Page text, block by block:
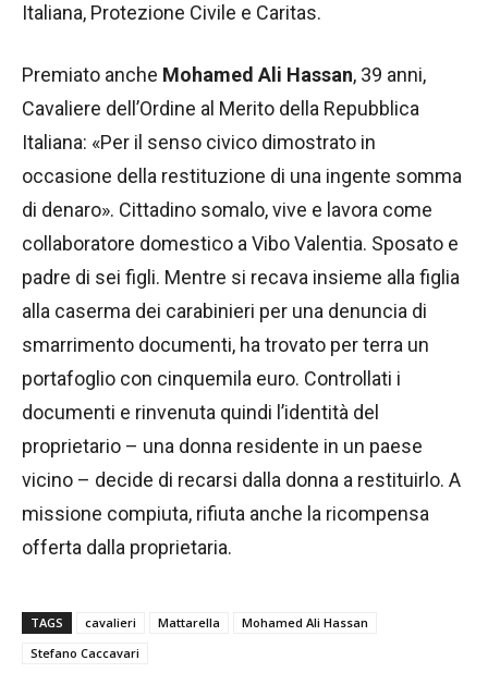
Italiana, Protezione Civile e Caritas.
Premiato anche Mohamed Ali Hassan, 39 anni,
Cavaliere dell’Ordine al Merito della Repubblica
Italiana: «Per il senso civico dimostrato in
occasione della restituzione di una ingente somma
di denaro». Cittadino somalo, vive e lavora come
collaboratore domestico a Vibo Valentia. Sposato e
padre di sei figli. Mentre si recava insieme alla figlia
alla caserma dei carabinieri per una denuncia di
smarrimento documenti, ha trovato per terra un
portafoglio con cinquemila euro. Controllati i
documenti e rinvenuta quindi l’identità del
proprietario – una donna residente in un paese
vicino – decide di recarsi dalla donna a restituirlo. A
missione compiuta, rifiuta anche la ricompensa
offerta dalla proprietaria.
TAGS cavalieri Mattarella
Mohamed Ali Hassan
Stefano Caccavari